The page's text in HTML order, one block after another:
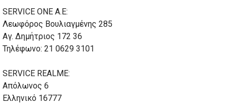
SERVICE ONE A.E:
Λεωφόρος Βουλιαγμένης 285
Αγ. Δημήτριος 172 36
Τηλέφωνο: 21 0629 3101
SERVICE REALME:
Απόλωνος 6
Ελληνικό 16777